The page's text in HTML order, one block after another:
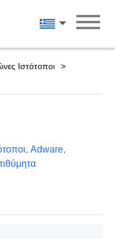
Ελληνικά
Ιστότοποι
, Adware,